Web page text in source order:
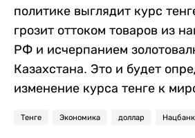
политике выглядит курс
грозит оттоком товаров из
РФ и исчерпанием
Казахстана. Это и будет
изменение курса тенге к
Тенге Экономика доллар